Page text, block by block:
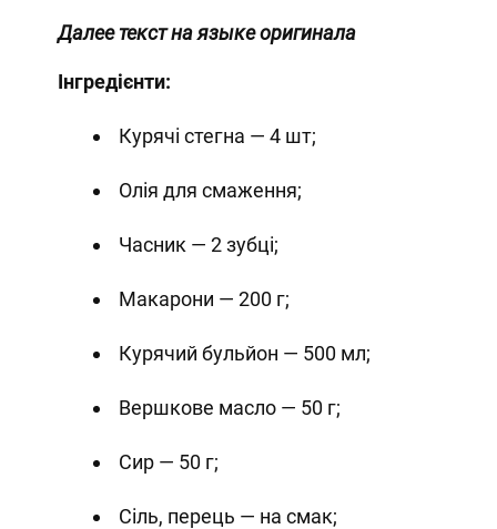
Далее текст на языке оригинала
Інгредієнти:
Курячі стегна — 4 шт;
Олія для смаження;
Часник — 2 зубці;
Макарони — 200 г;
Курячий бульйон — 500 мл;
Вершкове масло — 50 г;
Сир — 50 г;
Сіль, перець — на смак;